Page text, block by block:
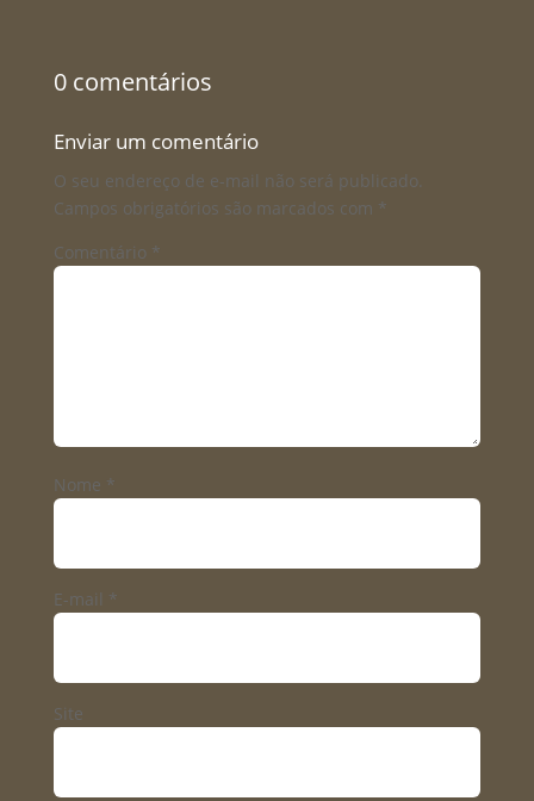
0 comentários
Enviar um comentário
O seu endereço de e-mail não será publicado.
Campos obrigatórios são marcados com *
Comentário *
Nome *
E-mail *
Site